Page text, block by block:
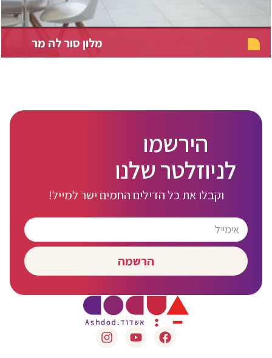
מלון סור לה מר
הירשמו
לניוזלטר שלנו
וקבלו את כל הדילים החמים ישר למייל!
הרשמה